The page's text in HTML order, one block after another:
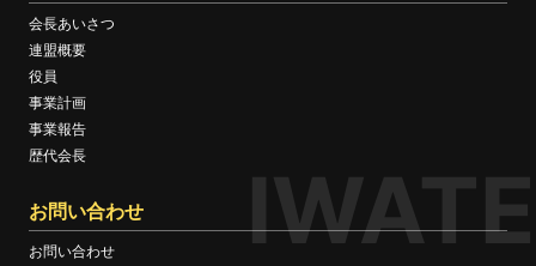
IWATE
会長あいさつ
連盟概要
役員
事業計画
事業報告
歴代会長
お問い合わせ
お問い合わせ